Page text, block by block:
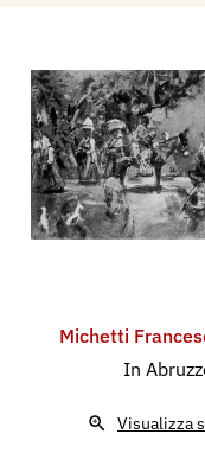
Michetti
In
Visualizza